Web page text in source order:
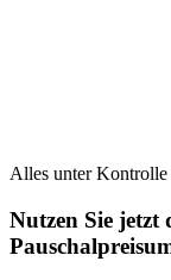
Alles unter Kontrolle
Nutzen Sie jetzt